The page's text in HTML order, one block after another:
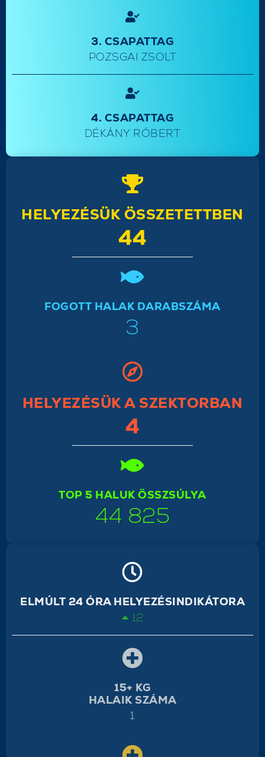
3. CSAPATTAG
POZSGAI ZSOLT
4. CSAPATTAG
DÉKÁNY RÓBERT
HELYEZÉSÜK ÖSSZETETTBEN
44
FOGOTT HALAK DARABSZÁMA
3
HELYEZÉSÜK A SZEKTORBAN
4
TOP 5 HALUK ÖSSZSÚLYA
44 825
ELMÚLT 24 ÓRA HELYEZÉSINDIKÁTORA
12
15+ KG
HALAIK SZÁMA
1